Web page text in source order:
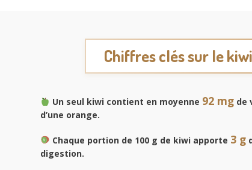
Chiffres clés sur le
Un seul kiwi contient en moyenne 92 mgde
d’une orange.
Chaque portion de 100 g de kiwi apporte 3 g
digestion.